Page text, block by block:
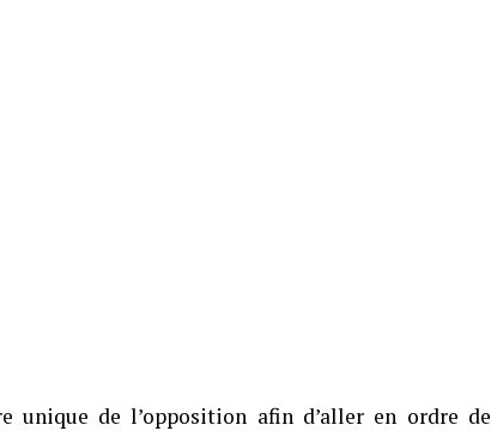
unique de l’opposition afin d’aller en ordre de